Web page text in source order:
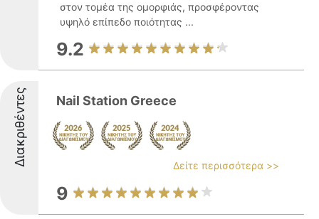
στον τομέα της ομορφιάς, προσφέροντας
υψηλό επίπεδο ποιότητας ...
9.2
Διακριθέντες Nail Station Greece
Δείτε περισσότερα >>
9